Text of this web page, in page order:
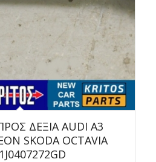
ΔΕΞΙΑ AUDI A3
SKODA OCTAVIA